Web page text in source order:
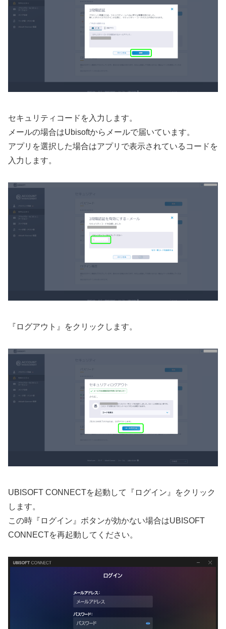
セキュリティコードを入力します。
メールの場合はUbisoftからメールで届いています。
アプリを選択した場合はアプリで表示されているコードを
入力します。
『ログアウト』をクリックします。
UBISOFT CONNECTを起動して『ログイン』をクリック
します。
この時『ログイン』ボタンが効かない場合はUBISOFT
CONNECTを再起動してください。